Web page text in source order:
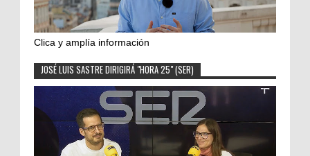
Clica y amplía información
JOSÉ LUIS SASTRE DIRIGIRÁ "HORA 25" (SER)